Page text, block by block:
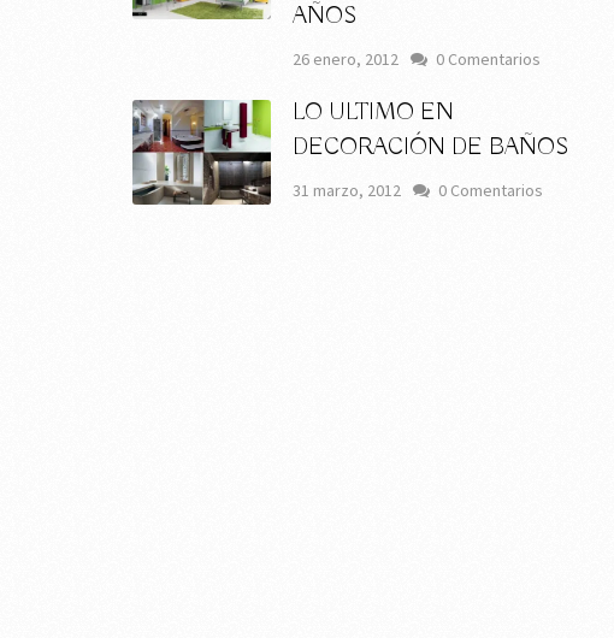
AÑOS
26 enero, 2012 0 Comentarios
LO ULTIMO EN
DECORACIÓN DE BAÑOS
31 marzo, 2012 0 Comentarios